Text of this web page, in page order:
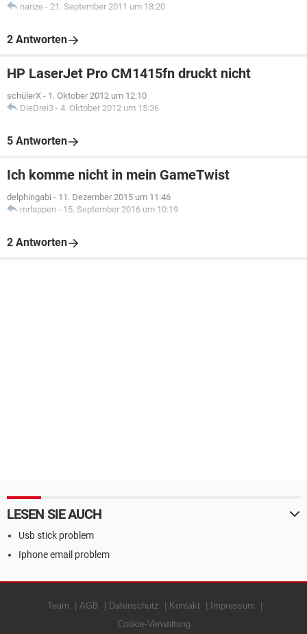
narize - 21. September 2011 um 18:20
2 Antworten
HP LaserJet Pro CM1415fn druckt nicht
schülerX - 1. Oktober 2012 um 12:10
DieDrei3 - 4. Oktober 2012 um 15:36
5 Antworten
Ich komme nicht in mein GameTwist
delphingabi - 11. Dezember 2015 um 11:46
mrlappen - 15. September 2016 um 10:19
2 Antworten
LESEN SIE AUCH
Usb stick problem
Iphone email problem
Team AGB Datenschutz Kontakt
Impressum
Cookie-Verwaltung